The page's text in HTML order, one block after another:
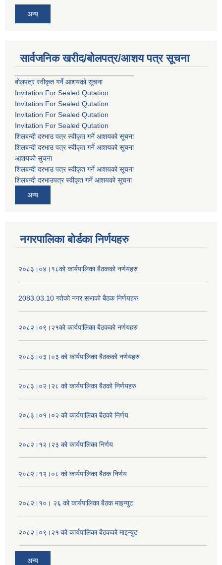
अन्य
सार्वजनिक खरीद/बोलपत्र/आशय पत्र सूचना
बोलपत्र स्वीकृत गर्ने आशयको सूचना
Invitation For Sealed Qutation
Invitation For Sealed Qutation
Invitation For Sealed Qutation
Invitation For Sealed Qutation
शिलबन्दी दरभाउ पत्र स्वीकृत गर्ने आशयको सूचना
शिलबन्दी दरभाउ पत्र स्वीकृत गर्ने आशयको सूचना
आशयको सुचना
शिलबन्दी दरभाउ पत्र स्वीकृत गर्ने आशयको सूचना
शिलबन्दी दरभाउपत्र स्वीकृत गर्ने आशयको सूचना
अन्य
नगरपालिका बोर्डका निर्णयहरु
२०८३।०४।१८को कार्यपालिका बैठकको नर्णयहरु
2083.03.10 गतेको नगर सभाको बैठक निर्णयहरु
२०८२।०९।२१को कार्यपालिका बैठकको नर्णयहरु
२०८३।०३।०३ को कार्यपालिका बैठकको नर्णयहरु
२०८३।०२।२८ को कार्यपालिका बैठको निर्णयहरु
२०८३।०१।०२ को कार्यपालिका बैठको निर्णय
२०८२।१२।२३ को कार्यपालिका निर्णय
२०८२।१२।०८ को कार्यपालिका बैठक निर्णय
२०८२।१०। २६ को कार्यपालिका बैठक माइन्युट
२०८२।०९।२१ को कार्यपालिका बैठकको माइन्युट
अन्य